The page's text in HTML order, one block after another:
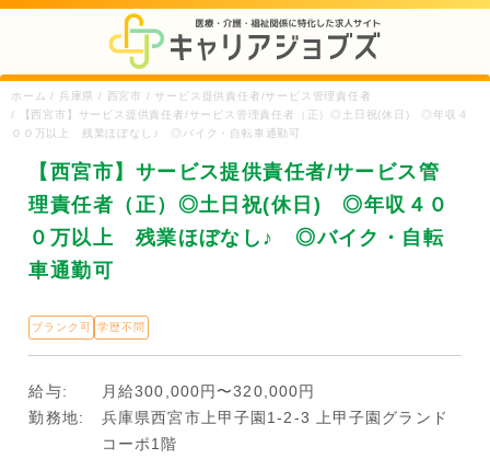
ホーム / 兵庫県 / 西宮市 / サービス提供責任者/サービス管理責任者
/ 【西宮市】サービス提供責任者/サービス管理責任者（正）◎土日祝(休日) ◎年収４
００万以上 残業ほぼなし♪ ◎バイク・自転車通勤可
【西宮市】サービス提供責任者/サービス管
理責任者（正）◎土日祝(休日) ◎年収４０
０万以上 残業ほぼなし♪ ◎バイク・自転
車通勤可
ブランク可 学歴不問
給与:
月給300,000円〜320,000円
勤務地:
兵庫県西宮市上甲子園1-2-3 上甲子園グランド
コーポ1階